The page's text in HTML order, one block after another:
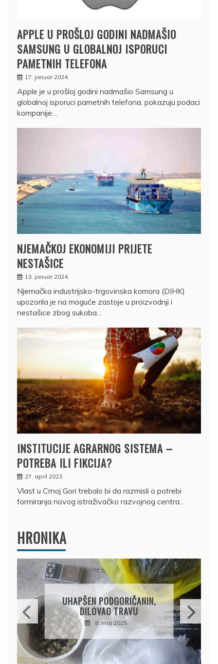
APPLE U PROŠLOJ GODINI NADMAŠIO
SAMSUNG U GLOBALNOJ ISPORUCI
PAMETNIH TELEFONA
17. januar 2024.
Apple je u prošloj godini nadmašio Samsung u
globalnoj isporuci pametnih telefona, pokazuju podaci
kompanije…
NJEMAČKOJ EKONOMIJI PRIJETE
NESTAŠICE
13. januar 2024.
Njemačka industrijsko-trgovinska komora (DIHK)
upozorila je na moguće zastoje u proizvodnji i
nestašice zbog sukoba…
INSTITUCIJE AGRARNOG SISTEMA –
POTREBA ILI FIKCIJA?
27. april 2023.
Vlast u Crnoj Gori trebalo bi da razmisli o potrebi
formiranja novog istraživačko razvojnog centra…
HRONIKA
DRŽAVLJANIN RUSIJE
OSUMNJIČEN DA JE
PRODAO TUĐI BMW,
DRŽAVU NAPUSTIO
BRODOM
12. februar 2025.